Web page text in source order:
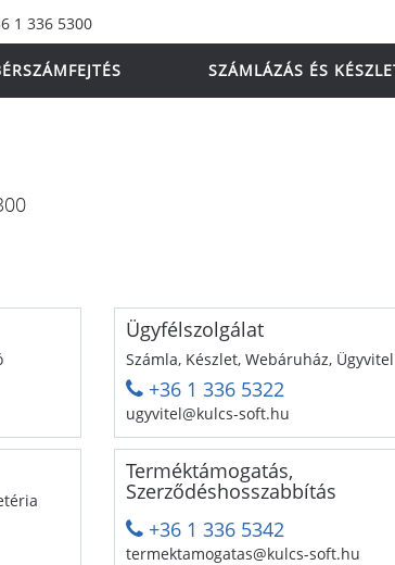
1 336 5300
SZÁMLÁZÁS ÉS
Ügyfélszolgálat
Számla, Készlet, Webáruház, Ügyvitel
+36 1 336 5322
ugyvitel@kulcs-soft.hu
Terméktámogatás,
Szerződéshosszabbítás
+36 1 336 5342
termektamogatas@kulcs-soft.hu